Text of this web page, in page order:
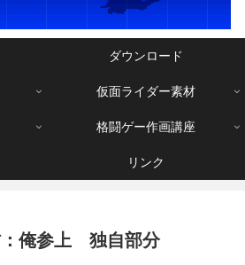
ダウンロード
仮面ライダー素材
格闘ゲー作画講座
リンク
：俺参上 独自部分